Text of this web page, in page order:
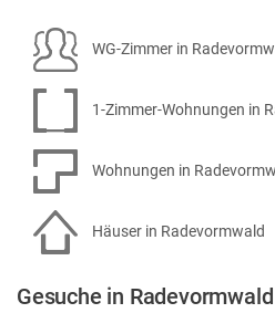
WG-Zimmer in
1-Zimmer-Wohnungen in
Wohnungen in
Häuser in Radevormwald
Gesuche in Radevormwald